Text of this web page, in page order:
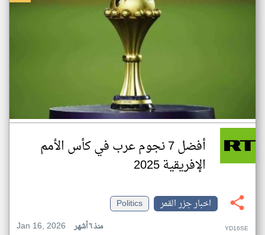
أفضل 7 نجوم عرب في كأس الأمم
الإفريقية 2025
اخبار جزر القمر
Politics
Jan 16, 2026
منذ ٦ أشهر YD16SE